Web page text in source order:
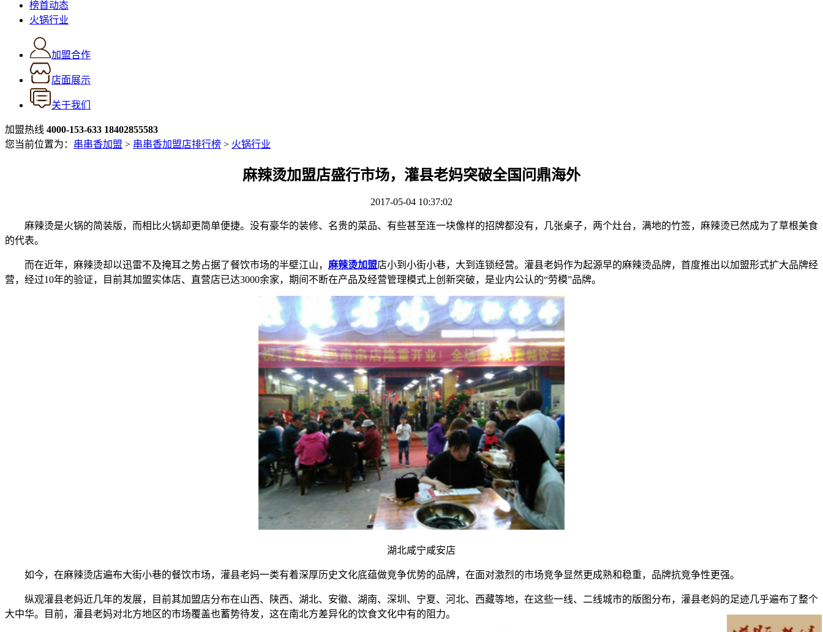
榜首动态
火锅行业
加盟合作
店面展示
关于我们
加盟热线 4000-153-633 18402855583
您当前位置为： 串串香加盟 > 串串香加盟店排行榜 > 火锅行业
麻辣烫加盟店盛行市场，灌县老妈突破全国问鼎海外
2017-05-04 10:37:02
麻辣烫是火锅的简装版，而相比火锅却更简单便捷。没有豪华的装修、名贵的菜品、有些甚至连一块像样的招牌都没有，几张桌子，两个灶台，满地的竹签，麻辣烫已然成为了草根美食
的代表。
而在近年，麻辣烫却以迅雷不及掩耳之势占据了餐饮市场的半壁江山， 麻辣烫加盟店小到小街小巷，大到连锁经营。灌县老妈作为起源早的麻辣烫品牌，首度推出以加盟形式扩大品牌经
营，经过10年的验证，目前其加盟实体店、直营店已达3000余家，期间不断在产品及经营管理模式上创新突破，是业内公认的“劳模”品牌。
湖北咸宁咸安店
如今，在麻辣烫店遍布大街小巷的餐饮市场，灌县老妈一类有着深厚历史文化底蕴做竞争优势的品牌，在面对激烈的市场竞争显然更成熟和稳重，品牌抗竞争性更强。
纵观灌县老妈近几年的发展，目前其加盟店分布在山西、陕西、湖北、安徽、湖南、深圳、宁夏、河北、西藏等地，在这些一线、二线城市的版图分布，灌县老妈的足迹几乎遍布了整个
大中华。目前，灌县老妈对北方地区的市场覆盖也蓄势待发，这在南北方差异化的饮食文化中有的阻力。